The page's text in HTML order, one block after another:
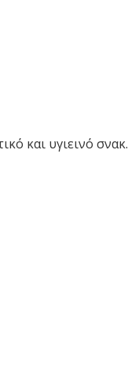
και υγιεινό